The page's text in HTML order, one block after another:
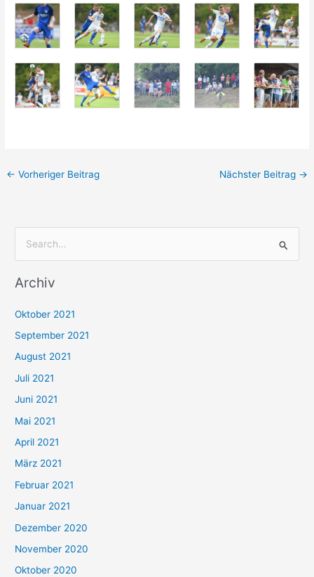
← Vorheriger Beitrag Nächster Beitrag →
c
n
n
a
c
h
:
Archiv
Oktober 2021
September 2021
August 2021
Juli 2021
Juni 2021
Mai 2021
April 2021
März 2021
Februar 2021
Januar 2021
Dezember 2020
November 2020
Oktober 2020